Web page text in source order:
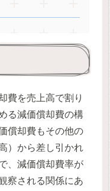
費を売上高で割り
る減価償却費の構
償却費もその他の
）から差し引かれ
、減価償却費率が
察される関係にあ